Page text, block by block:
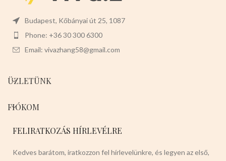
Budapest, Kőbányai út 25, 1087
Phone: +36 30 300 6300
Email: vivazhang58@gmail.com
ÜZLETÜNK
FIÓKOM
FELIRATKOZÁS HÍRLEVÉLRE
Kedves barátom, iratkozzon fel hírlevelünkre, és legyen az első,